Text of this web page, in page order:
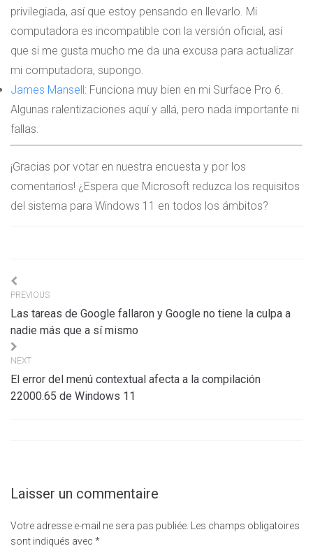
privilegiada, así que estoy pensando en llevarlo. Mi
computadora es incompatible con la versión oficial, así
que si me gusta mucho me da una excusa para actualizar
mi computadora, supongo.
James Mansell : Funciona muy bien en mi Surface Pro 6.
Algunas ralentizaciones aquí y allá, pero nada importante ni
fallas.
¡Gracias por votar en nuestra encuesta y por los
comentarios! ¿Espera que Microsoft reduzca los requisitos
del sistema para Windows 11 en todos los ámbitos?
Navigation
de
l’article
PREVIOUS
Las tareas de Google fallaron y Google no tiene la culpa a
nadie más que a sí mismo
NEXT
El error del menú contextual afecta a la compilación
22000.65 de Windows 11
Laisser un commentaire
Votre adresse e-mail ne sera pas publiée. Les champs obligatoires
sont indiqués avec *